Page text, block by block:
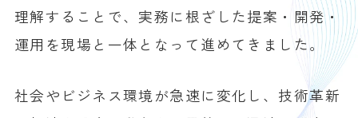
理解することで、 実務に根ざした提案・開発・
運用を現場と一体となって進めてきました。
社会やビジネス環境が急速に変化し、技術革新